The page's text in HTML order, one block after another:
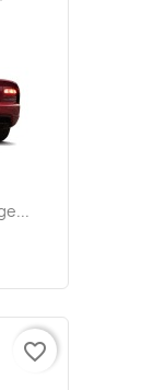
favorite_border